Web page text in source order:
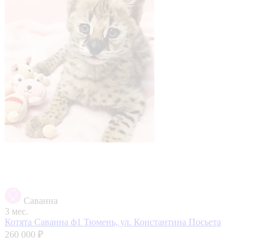
Саванна
3 мес.
Котята Саванна ф1 Тюмень, ул. Константина Посьета
260 000 ₽